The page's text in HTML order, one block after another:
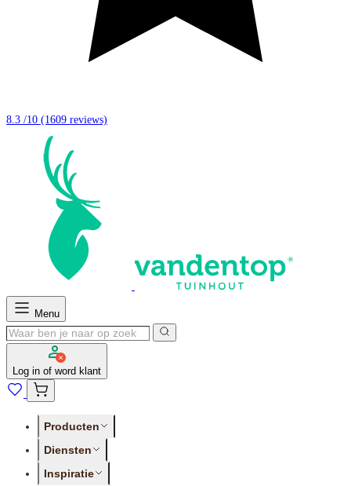
8.3 /10 (1609 reviews)
Menu
Log in of word klant
Producten
Diensten
Inspiratie